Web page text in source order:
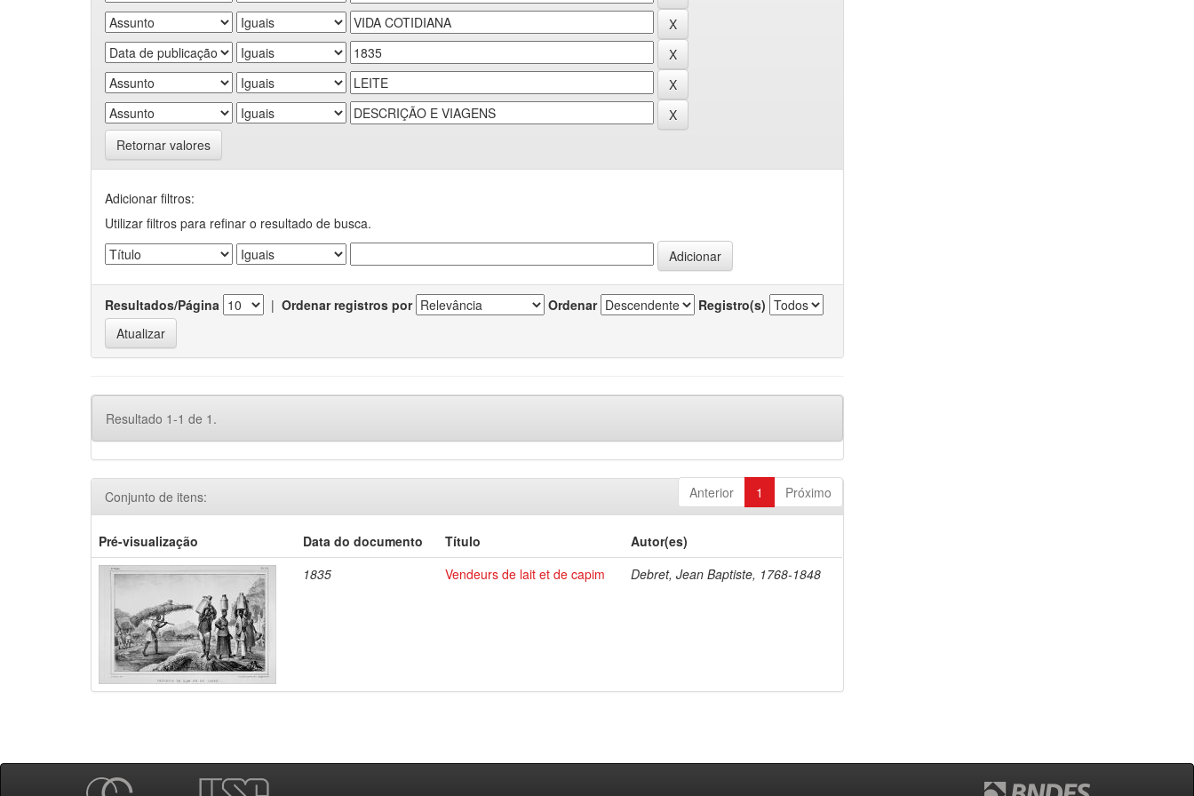
Retornar valores
Adicionar filtros:
Utilizar filtros para refinar o resultado de busca.
Resultados/Página | Ordenar registros por Ordenar Registro(s)
Resultado 1-1 de 1.
Anterior 1 Próximo
Conjunto de itens:
Pré-visualização Data do documento Título
Autor(es)
1835
Vendeurs de lait et de capim Debret, Jean Baptiste, 1768-1848